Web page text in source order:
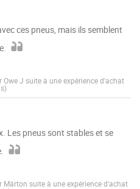
ces pneus, mais ils semblent
J suite à une expérience d'achat
Les pneus sont stables et se
suite à une expérience d'achat